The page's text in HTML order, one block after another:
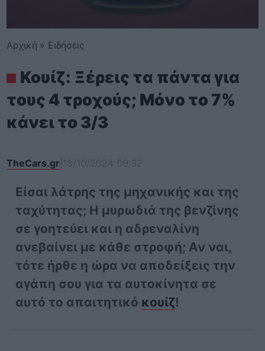
Αρχική » Ειδήσεις
Κουίζ: Ξέρεις τα πάντα για
τους 4 τροχούς; Μόνο το 7%
κάνει το 3/3
TheCars.gr
Είσαι λάτρης της μηχανικής και της
ταχύτητας; Η μυρωδιά της βενζίνης
σε γοητεύει και η αδρεναλίνη
ανεβαίνει με κάθε στροφή; Αν ναι,
τότε ήρθε η ώρα να αποδείξεις την
αγάπη σου για τα αυτοκίνητα σε
αυτό το απαιτητικό κουίζ!